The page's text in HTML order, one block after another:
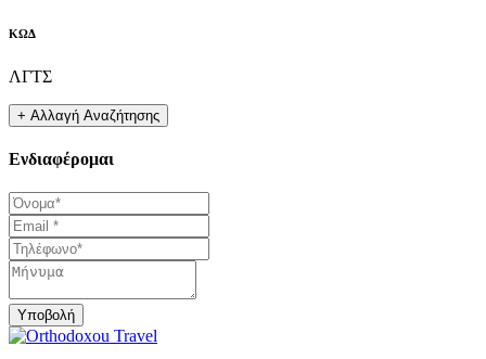
ΚΩΔ
ΛΓΤΣ
Ενδιαφέρομαι
Υποβολή